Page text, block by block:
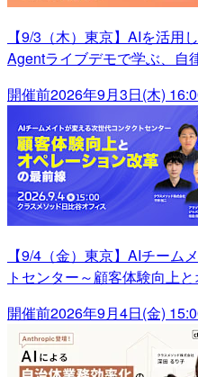
【9/3（木）東京】AIを活用
Agentライブデモで学ぶ、自
開催前2026年9月3日(木)
【9/4（金）東京】AIチーム
トセンター～顧客体験向上
開催前2026年9月4日(金)